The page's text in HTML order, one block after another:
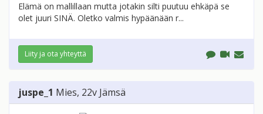
Elämä on mallillaan mutta jotakin silti puutuu ehkäpä se
olet juuri SINÄ. Oletko valmis hypäänään r...
Liity ja ota yhteyttä
juspe_1 Mies, 22v Jämsä